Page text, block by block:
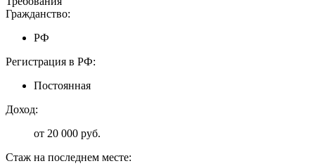
Гражданство:
РФ
Регистрация в РФ:
Постоянная
Доход:
от 20 000 руб.
Стаж на последнем месте: